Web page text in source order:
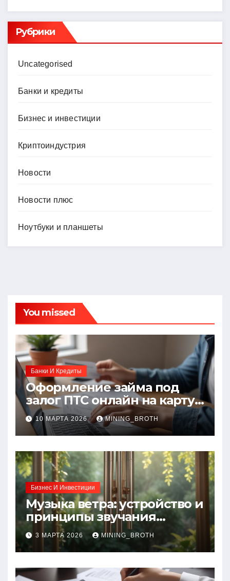
Рубрики
Uncategorised
Банки и кредиты
Бизнес и инвестиции
Криптоиндустрия
Новости
Новости плюс
Ноутбуки и планшеты
You missed
Банки И Кредиты
Оформление займа под
залог ПТС онлайн на карту
без визита в офис: порядок,
требования и документы
10 МАРТА 2026 MINING_BROTH
Бизнес И Инвестиции
Музыка ветра: устройство и
принципы звучания
колокольчиков
3 МАРТА 2026 MINING_BROTH